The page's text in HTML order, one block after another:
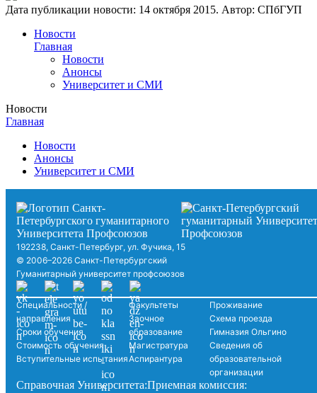
Дата публикации новости: 14 октября 2015. Автор: СПбГУП
Новости
Главная
Новости
Анонсы
Университет и СМИ
Новости
Главная
Новости
Анонсы
Университет и СМИ
192238, Санкт-Петербург, ул. Фучика, 15
© 2006–2026 Санкт-Петербургский
Гуманитарный университет профсоюзов
Специальности /
направления
Сроки обучения
Стоимость обучения
Вступительные испытания
Факультеты
Заочное
образование
Магистратура
Аспирантура
Проживание
Схема проезда
Гимназия Ольгино
Сведения об
образовательной
организации
Справочная Университета:Приемная комиссия: